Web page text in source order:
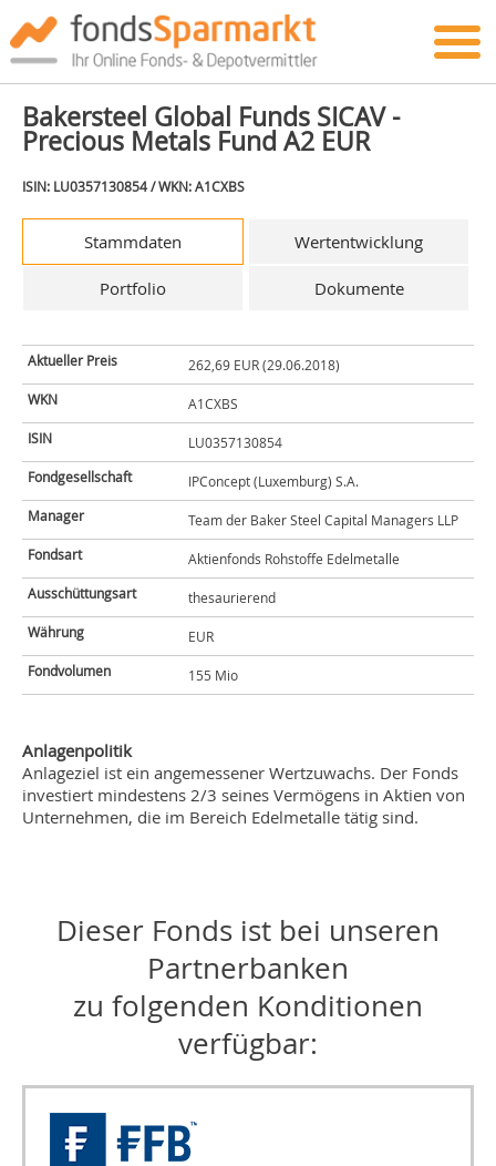
Bakersteel Global Funds SICAV -
Precious Metals Fund A2 EUR
ISIN: LU0357130854 / WKN: A1CXBS
Stammdaten Wertentwicklung
Portfolio Dokumente
Aktueller Preis
262,69 EUR (29.06.2018)
WKN
A1CXBS
ISIN
LU0357130854
Fondgesellschaft
IPConcept (Luxemburg) S.A.
Manager
Team der Baker Steel Capital Managers LLP
Fondsart
Aktienfonds Rohstoffe Edelmetalle
Ausschüttungsart
thesaurierend
Währung
EUR
Fondvolumen
155 Mio
Anlagenpolitik
Anlageziel ist ein angemessener Wertzuwachs. Der Fonds
investiert mindestens 2/3 seines Vermögens in Aktien von
Unternehmen, die im Bereich Edelmetalle tätig sind.
Dieser Fonds ist bei unseren
Partnerbanken
zu folgenden Konditionen
verfügbar: